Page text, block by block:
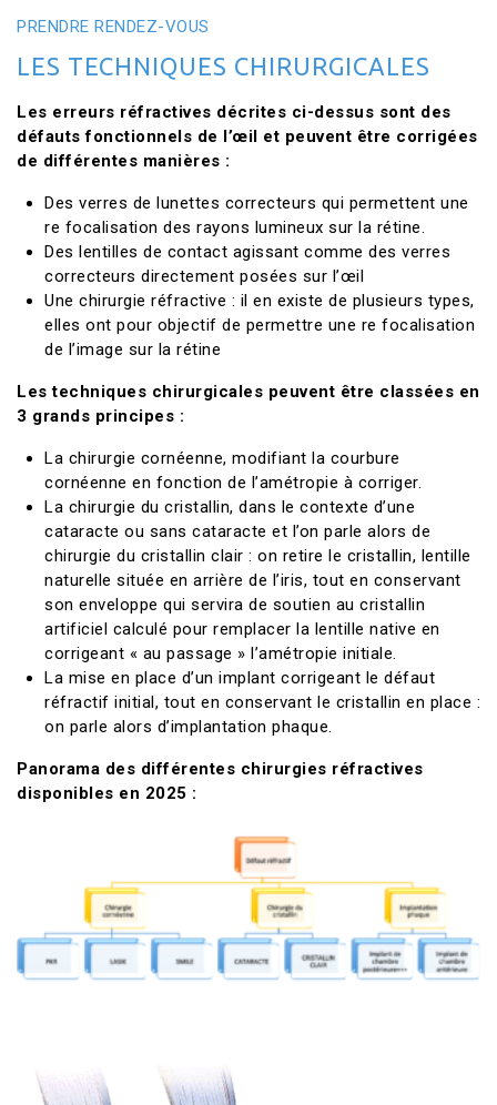
PRENDRE RENDEZ-VOUS
LES TECHNIQUES CHIRURGICALES
Les erreurs réfractives décrites ci-dessus sont des
défauts fonctionnels de l’œil et peuvent être corrigées
de différentes manières :
Des verres de lunettes correcteurs qui permettent une
re focalisation des rayons lumineux sur la rétine.
Des lentilles de contact agissant comme des verres
correcteurs directement posées sur l’œil
Une chirurgie réfractive : il en existe de plusieurs types,
elles ont pour objectif de permettre une re focalisation
de l’image sur la rétine
Les techniques chirurgicales peuvent être classées en
3 grands principes :
La chirurgie cornéenne, modifiant la courbure
cornéenne en fonction de l’amétropie à corriger.
La chirurgie du cristallin, dans le contexte d’une
cataracte ou sans cataracte et l’on parle alors de
chirurgie du cristallin clair : on retire le cristallin, lentille
naturelle située en arrière de l’iris, tout en conservant
son enveloppe qui servira de soutien au cristallin
artificiel calculé pour remplacer la lentille native en
corrigeant « au passage » l’amétropie initiale.
La mise en place d’un implant corrigeant le défaut
réfractif initial, tout en conservant le cristallin en place :
on parle alors d’implantation phaque.
Panorama des différentes chirurgies réfractives
disponibles en 2025 :